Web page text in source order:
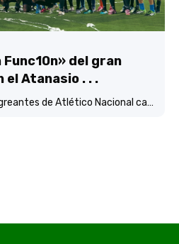
del gran
el Atanasio . . .
Con un partido entre integreantes de Atlético Nacional campéon continental